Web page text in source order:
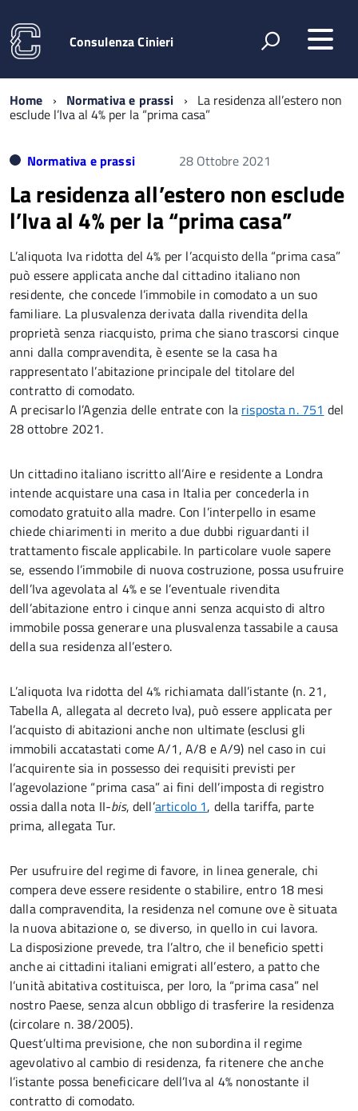
Consulenza Cinieri
Home Normativa e prassi La residenza all’estero non
esclude l’Iva al 4% per la “prima casa”
Normativa e prassi 28 Ottobre 2021
La residenza all’estero non esclude
l’Iva al 4% per la “prima casa”
L’aliquota Iva ridotta del 4% per l’acquisto della “prima casa”
può essere applicata anche dal cittadino italiano non
residente, che concede l’immobile in comodato a un suo
familiare. La plusvalenza derivata dalla rivendita della
proprietà senza riacquisto, prima che siano trascorsi cinque
anni dalla compravendita, è esente se la casa ha
rappresentato l’abitazione principale del titolare del
contratto di comodato.
A precisarlo l’Agenzia delle entrate con la risposta n. 751 del
28 ottobre 2021.
Un cittadino italiano iscritto all’Aire e residente a Londra
intende acquistare una casa in Italia per concederla in
comodato gratuito alla madre. Con l’interpello in esame
chiede chiarimenti in merito a due dubbi riguardanti il
trattamento fiscale applicabile. In particolare vuole sapere
se, essendo l’immobile di nuova costruzione, possa usufruire
dell’Iva agevolata al 4% e se l’eventuale rivendita
dell’abitazione entro i cinque anni senza acquisto di altro
immobile possa generare una plusvalenza tassabile a causa
della sua residenza all’estero.
L’aliquota Iva ridotta del 4% richiamata dall’istante (n. 21,
Tabella A, allegata al decreto Iva), può essere applicata per
l’acquisto di abitazioni anche non ultimate (esclusi gli
immobili accatastati come A/1, A/8 e A/9) nel caso in cui
l’acquirente sia in possesso dei requisiti previsti per
l’agevolazione “prima casa” ai fini dell’imposta di registro
ossia dalla nota II-bis, dell’articolo 1, della tariffa, parte
prima, allegata Tur.
Per usufruire del regime di favore, in linea generale, chi
compera deve essere residente o stabilire, entro 18 mesi
dalla compravendita, la residenza nel comune ove è situata
la nuova abitazione o, se diverso, in quello in cui lavora.
La disposizione prevede, tra l’altro, che il beneficio spetti
anche ai cittadini italiani emigrati all’estero, a patto che
l’unità abitativa costituisca, per loro, la “prima casa” nel
nostro Paese, senza alcun obbligo di trasferire la residenza
(circolare n. 38/2005).
Quest’ultima previsione, che non subordina il regime
agevolativo al cambio di residenza, fa ritenere che anche
l’istante possa beneficicare dell’Iva al 4% nonostante il
contratto di comodato.